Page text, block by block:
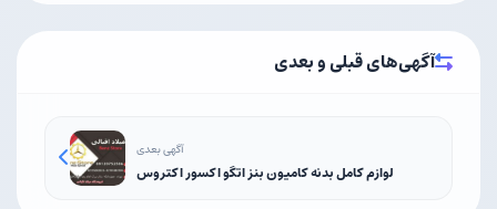
آگهی‌های قبلی و بعدی
آگهی بعدی
لوازم کامل بدنه کامیون بنز اتگو اکسور اکتروس